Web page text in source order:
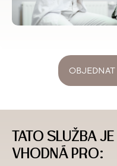
TATO SLUŽBA JE
VHODNÁ PRO: